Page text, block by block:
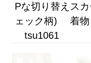
Pな切り替えス
ェック柄) 着物
tsu1061